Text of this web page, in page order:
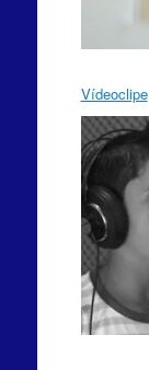
Vídeoclipe